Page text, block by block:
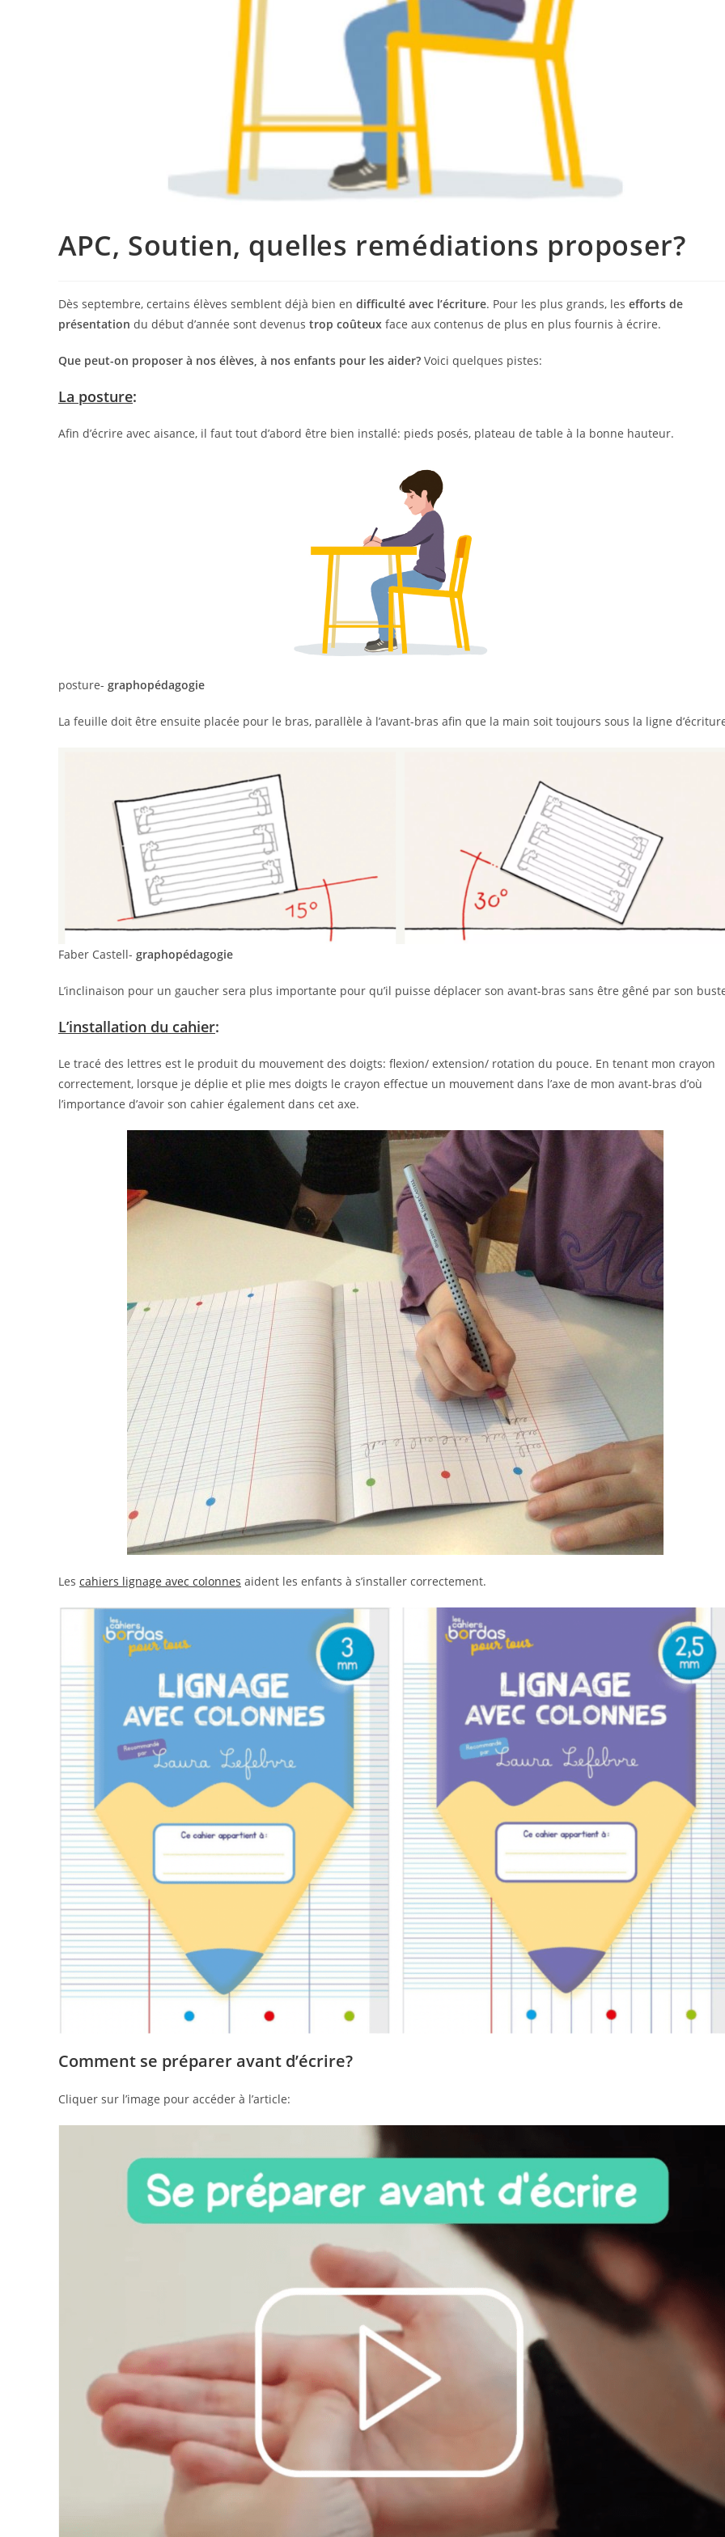
APC, Soutien, quelles remédiations proposer?
Dès septembre, certains élèves semblent déjà bien en difficulté avec l’écriture. Pour les plus grands, les efforts de
présentation du début d’année sont devenus trop coûteux face aux contenus de plus en plus fournis à écrire.
Que peut-on proposer à nos élèves, à nos enfants pour les aider? Voici quelques pistes:
La posture:
Afin d’écrire avec aisance, il faut tout d’abord être bien installé: pieds posés, plateau de table à la bonne hauteur.
posture- graphopédagogie
La feuille doit être ensuite placée pour le bras, parallèle à l’avant-bras afin que la main soit toujours sous la ligne
Faber Castell- graphopédagogie
L’inclinaison pour un gaucher sera plus importante pour qu’il puisse déplacer son avant-bras sans être gêné par son
L’installation du cahier:
Le tracé des lettres est le produit du mouvement des doigts: flexion/ extension/ rotation du pouce. En tenant mon crayon
correctement, lorsque je déplie et plie mes doigts le crayon effectue un mouvement dans l’axe de mon avant-bras d’où
l’importance d’avoir son cahier également dans cet axe.
Les cahiers lignage avec colonnes aident les enfants à s’installer correctement.
Comment se préparer avant d’écrire?
Cliquer sur l’image pour accéder à l’article: